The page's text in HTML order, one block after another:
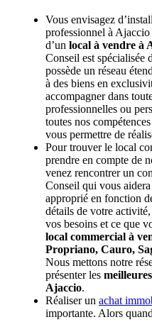
Vous envisagez
professionnel à Ajaccio
d’un local à vendre à
Conseil est spécialisée
possède un réseau
à des biens en
accompagner dans
professionnelles ou
toutes nos
vous permettre de
Pour trouver le local
prendre en compte de
venez rencontrer un
Conseil qui vous
approprié en fonction
détails de votre
vos besoins et ce que
local commercial à
Propriano, Cauro,
Nous mettons notre
présenter les
Ajaccio.
Réaliser un achat
importante. Alors